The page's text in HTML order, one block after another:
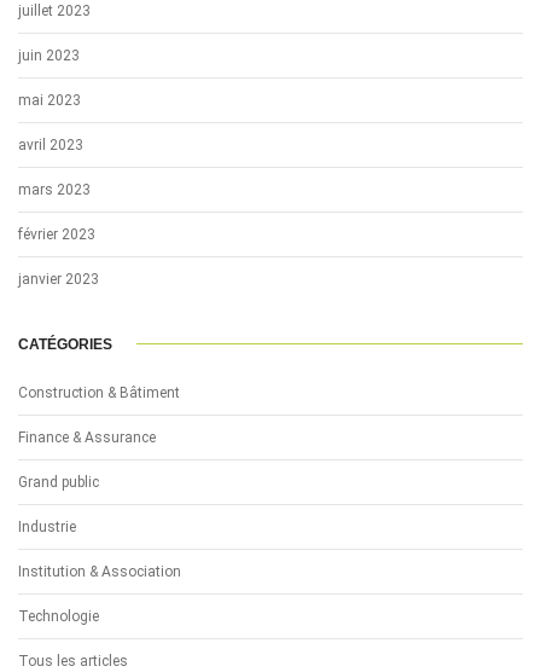
juillet 2023
juin 2023
mai 2023
avril 2023
mars 2023
février 2023
janvier 2023
CATÉGORIES
Construction & Bâtiment
Finance & Assurance
Grand public
Industrie
Institution & Association
Technologie
Tous les articles